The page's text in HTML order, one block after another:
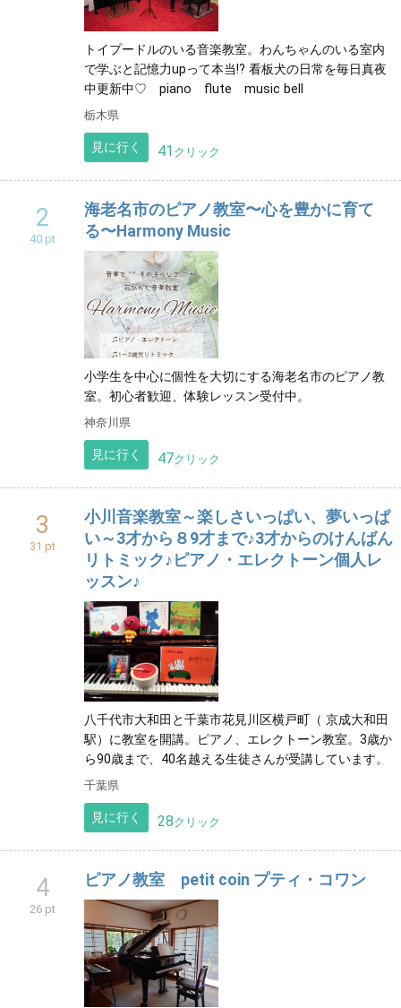
トイプードルのいる音楽教室。わんちゃんのいる室内
で学ぶと記憶力upって本当!? 看板犬の日常を毎日真夜
中更新中♡ piano flute music bell
栃木県
見に行く 41 クリック
2
40 pt
海老名市のピアノ教室〜心を豊かに育て
る〜Harmony Music
小学生を中心に個性を大切にする海老名市のピアノ教
室。初心者歓迎、体験レッスン受付中。
神奈川県
見に行く 47クリック
3
31 pt
小川音楽教室～楽しさいっぱい、夢いっぱ
い～3才から８9才まで♪3才からのけんばん
リトミック♪ピアノ・エレクトーン個人レ
ッスン♪
八千代市大和田と千葉市花見川区横戸町（ 京成大和田
駅）に教室を開講。ピアノ、エレクトーン教室。3歳か
ら90歳まで、40名越える生徒さんが受講しています。
千葉県
見に行く 28クリック
4
26 pt
ピアノ教室 petit coin プティ・コワン